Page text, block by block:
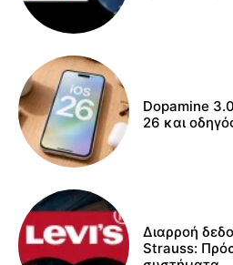
Dopamine
26 και
Διαρροή
Strauss: